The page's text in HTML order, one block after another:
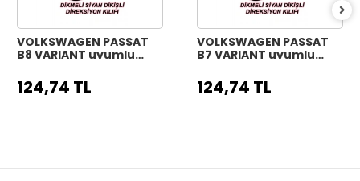
VOLKSWAGEN PASSAT
B8 VARIANT uyumlu
direksiyon kılıfı siyah
dikiş
124,74 TL
VOLKSWAGEN PASSAT
B7 VARIANT uyumlu
direksiyon kılıfı siyah
dikiş
124,74 TL